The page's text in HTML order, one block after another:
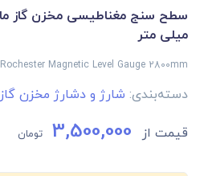
میلی متر
Rochester Magnetic Level Gauge 2800mm
دسته‌بندی: شارژ و دشارژ مخزن گاز
قیمت از 3,500,000 تومان